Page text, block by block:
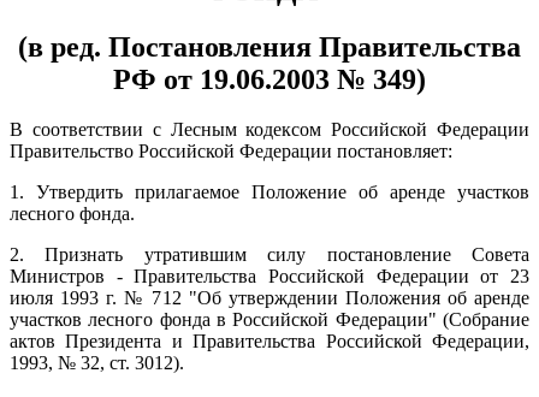
(в ред. Постановления Правительства
РФ от 19.06.2003 № 349)
В соответствии с Лесным кодексом Российской Федерации
Правительство Российской Федерации постановляет:
1. Утвердить прилагаемое Положение об аренде участков
лесного фонда.
2. Признать утратившим силу постановление Совета
Министров - Правительства Российской Федерации от 23
июля 1993 г. № 712 "Об утверждении Положения об аренде
участков лесного фонда в Российской Федерации" (Собрание
актов Президента и Правительства Российской Федерации,
1993, № 32, ст. 3012).